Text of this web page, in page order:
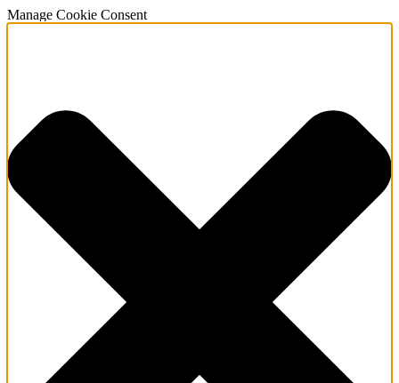
Manage Cookie Consent